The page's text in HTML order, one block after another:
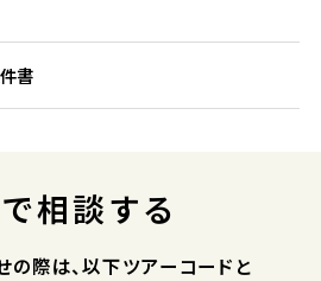
書
相談する
の際は、以下ツアーコードと